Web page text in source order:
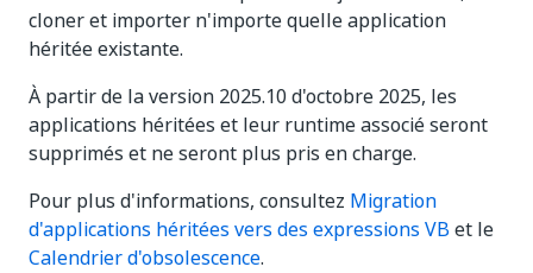
cloner et importer n'importe quelle application
héritée existante.
À partir de la version 2025.10 d'octobre 2025, les
applications héritées et leur runtime associé seront
supprimés et ne seront plus pris en charge.
Pour plus d'informations, consultez Migration
d'applications héritées vers des expressions VBet le
Calendrier d'obsolescence.